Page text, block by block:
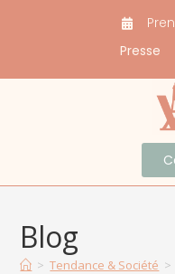
Presse
Blog
> Tendance & Société >